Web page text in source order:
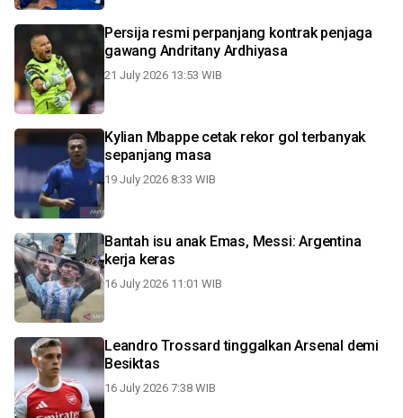
Persija resmi perpanjang kontrak penjaga
gawang Andritany Ardhiyasa
21 July 2026 13:53 WIB
Kylian Mbappe cetak rekor gol terbanyak
sepanjang masa
19 July 2026 8:33 WIB
Bantah isu anak Emas, Messi: Argentina
kerja keras
16 July 2026 11:01 WIB
Leandro Trossard tinggalkan Arsenal demi
Besiktas
16 July 2026 7:38 WIB